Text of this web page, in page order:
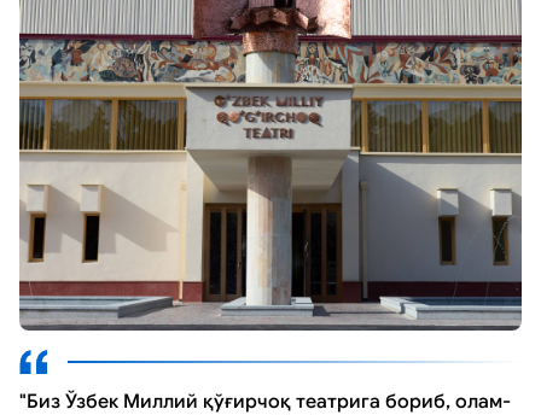
"Биз Ўзбек Миллий қўғирчоқ театрига бориб, олам-